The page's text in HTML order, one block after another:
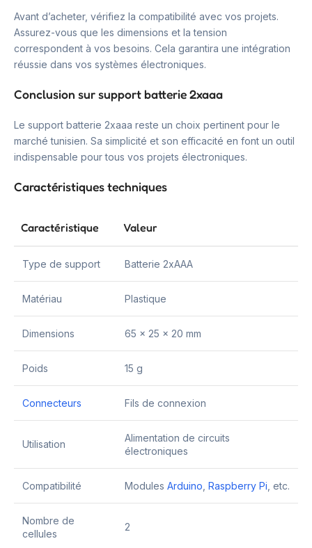
Avant d’acheter, vérifiez la compatibilité avec vos projets.
Assurez-vous que les dimensions et la tension
correspondent à vos besoins. Cela garantira une intégration
réussie dans vos systèmes électroniques.
Conclusion sur support batterie 2xaaa
Le support batterie 2xaaa reste un choix pertinent pour le
marché tunisien. Sa simplicité et son efficacité en font un outil
indispensable pour tous vos projets électroniques.
Caractéristiques techniques
Caractéristique Valeur
Type de support Batterie 2xAAA
Matériau Plastique
Dimensions 65 x 25 x 20 mm
Poids 15 g
Connecteurs Fils de connexion
Utilisation
Alimentation de circuits
électroniques
Compatibilité Modules Arduino Raspberry Pi , etc.
Nombre de
cellules
2